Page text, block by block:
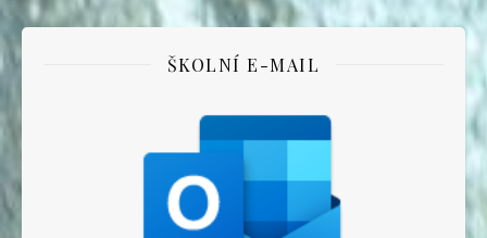
ŠKOLNÍ E-MAIL